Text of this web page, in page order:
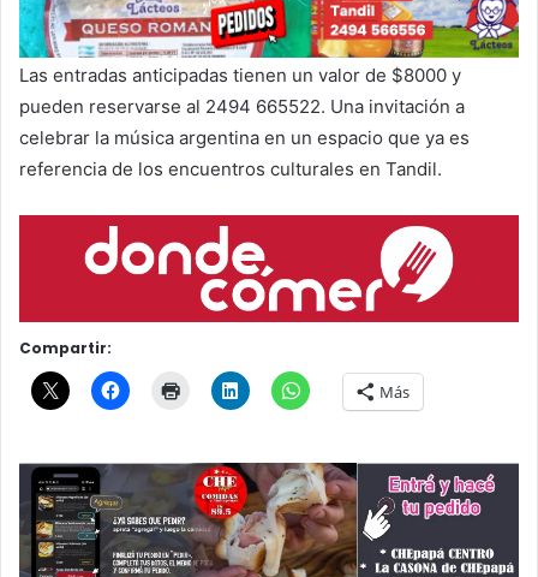
Las entradas anticipadas tienen un valor de $8000 y
pueden reservarse al 2494 665522. Una invitación a
celebrar la música argentina en un espacio que ya es
referencia de los encuentros culturales en Tandil.
Compartir:
Más